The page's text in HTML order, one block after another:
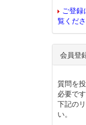
ご登録
覧くださ
会員登
質問を
必要です
下記の
い。